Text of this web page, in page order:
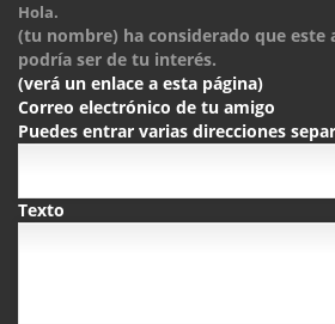
Hola.
(tu nombre) ha considerado que este
podría ser de tu interés.
(verá un enlace a esta página)
Correo electrónico de tu amigo
Puedes entrar varias direcciones
Texto